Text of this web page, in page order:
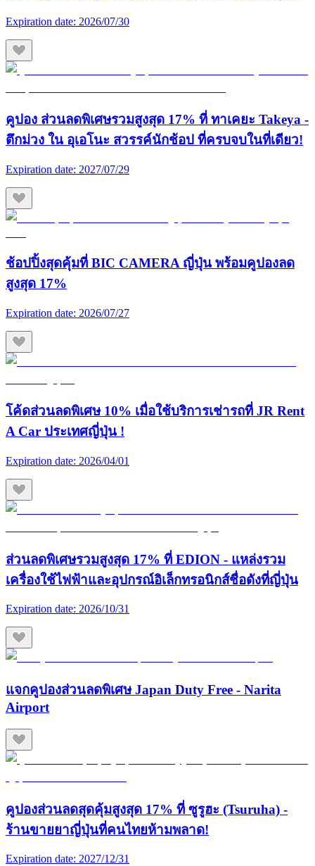
Expiration date: 2026/07/30
คูปอง ส่วนลดพิเศษรวมสูงสุด 17% ที่ ทาเคยะ Takeya -
ตึกม่วง ใน อุเอโนะ สวรรค์นักช้อป ที่ครบจบในที่เดียว!
Expiration date: 2027/07/29
ช้อปปิ้งสุดคุ้มที่ BIC CAMERA ญี่ปุ่น พร้อมคูปองลด
สูงสุด 17%
Expiration date: 2026/07/27
โค้ดส่วนลดพิเศษ 10% เมื่อใช้บริการเช่ารถที่ JR Rent
A Car ประเทศญี่ปุ่น !
Expiration date: 2026/04/01
ส่วนลดพิเศษรวมสูงสุด 17% ที่ EDION - แหล่งรวม
เครื่องใช้ไฟฟ้าและอุปกรณ์อิเล็กทรอนิกส์ชื่อดังที่ญี่ปุ่น
Expiration date: 2026/10/31
แจกคูปองส่วนลดพิเศษ Japan Duty Free - Narita
Airport
คูปองส่วนลดสุดคุ้มสูงสุด 17% ที่ ซูรูฮะ (Tsuruha) -
ร้านขายยาญี่ปุ่นที่คนไทยห้ามพลาด!
Expiration date: 2027/12/31